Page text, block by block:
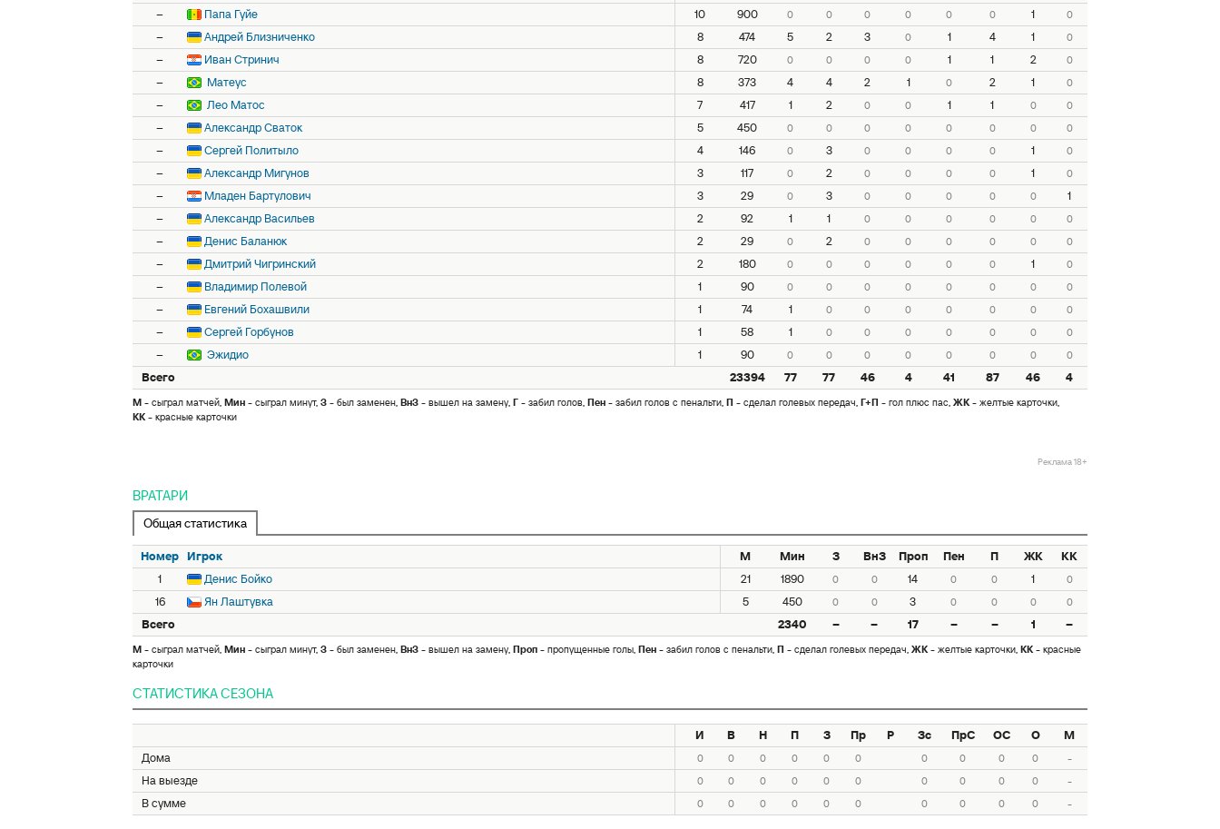
– Папа Гуйе 10 900 0 0 0 0 0 0 1 0
– Андрей Близниченко 8 474 5 2 3 0 1 4 1 0
– Иван Стринич 8 720 0 0 0 0 1 1 2 0
– Матеус 8 373 4 4 2 1 0 2 1 0
– Лео Матос 7 417 1 2 0 0 1 1 0 0
– Александр Сваток 5 450 0 0 0 0 0 0 0 0
– Сергей Политыло 4 146 0 3 0 0 0 0 1 0
– Александр Мигунов 3 117 0 2 0 0 0 0 1 0
– Младен Бартулович 3 29 0 3 0 0 0 0 0
1
–
Александр Васильев 2 92 1 1 0 0 0 0 0 0
– Денис Баланюк 2 29 0 2 0 0 0 0 0 0
– Дмитрий Чигринский 2 180 0 0 0 0 0 0 1 0
– Владимир Полевой 1 90 0 0 0 0 0 0 0 0
– Евгений Бохашвили 1 74 1 0 0 0 0 0 0 0
– Сергей Горбунов 1 58 1 0 0 0 0 0 0 0
– Эжидио 1 90 0 0 0 0 0 0 0 0
Всего 23394 77 77 46 4 41 87 46 4
М - сыграл матчей, Мин - сыграл минут, З - был заменен, ВнЗ - вышел на замену, Г - забил голов, Пен - забил голов с пенальти, П - сделал голевых передач, Г+П - гол плюс пас, ЖК- желтые карточки,
КК- красные карточки
Реклама 18+
ВРАТАРИ
Общая статистика
Номер Игрок М Мин З ВнЗ Проп Пен П ЖК
КК
1
Денис Бойко 21 1890 0 0 14 0 0 1 0
16 Ян Лаштувка 5 450 0 0 3 0 0 0 0
Всего 2340 – – 17 – – 1 –
М - сыграл матчей, Мин - сыграл минут, З - был заменен, ВнЗ - вышел на замену, Проп - пропущенные голы, Пен - забил голов с пенальти, П - сделал голевых передач, ЖК- желтые карточки, КК- красные
карточки
СТАТИСТИКА СЕЗОНА
И В Н П З Пр Р Зс ПрС ОС О
М
Дома
0 0 0 0 0 0 0 0 0 0 -
На выезде 0 0 0 0 0 0 0 0 0 0 -
В сумме 0 0 0 0 0 0 0 0 0 0 -